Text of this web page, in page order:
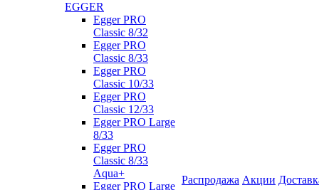
EGGER
Egger PRO
Classic 8/32
Egger PRO
Classic 8/33
Egger PRO
Classic 10/33
Egger PRO
Classic 12/33
Egger PRO Large
8/33
Egger PRO
Classic 8/33
Aqua+
Egger PRO Large
Распродажа Акции